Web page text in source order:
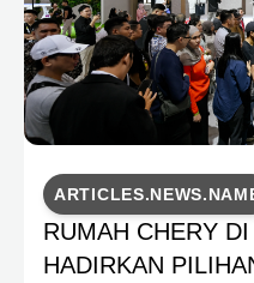
RUMAH CHERY
HADIRKAN